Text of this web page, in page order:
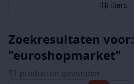
Filters
Zoekresultaten voor:
"euroshopmarket"
51 producten gevonden